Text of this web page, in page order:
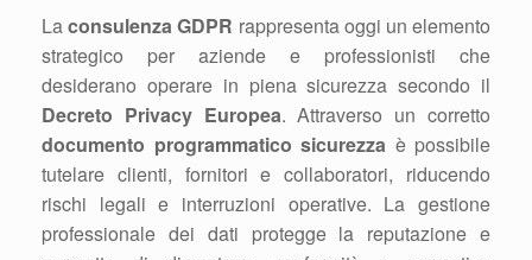
Laconsulenza GDPR rappresenta oggi un elemento
strategico per aziende e professionisti che
desiderano operare in piena sicurezza secondo il
Decreto Privacy Europea. Attraverso un corretto
documento programmatico sicurezza è possibile
tutelare clienti, fornitori e collaboratori, riducendo
rischi legali e interruzioni operative. La gestione
professionale dei dati protegge la reputazione e